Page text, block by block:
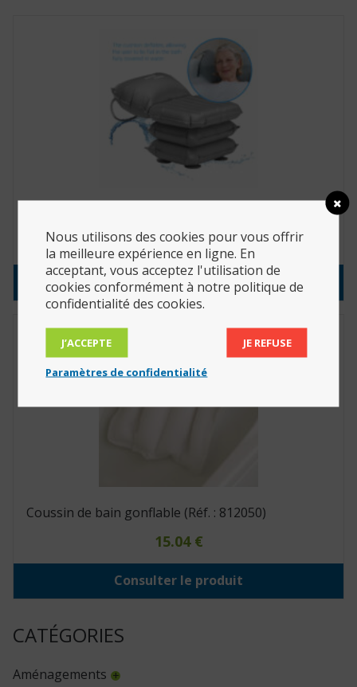
CATÉGORIES
Aménagements
Lift de bain pneumatique Bathing Cushion Mangar
1,314.84 €
Consulter le produit
Coussin de bain gonflable (Réf. : 812050)
15.04 €
Consulter le produit
Nous utilisons des cookies pour vous offrir
la meilleure expérience en ligne. En
acceptant, vous acceptez l'utilisation de
cookies conformément à notre politique de
confidentialité des cookies.
J’ACCEPTE JE REFUSE
Paramètres de confidentialité